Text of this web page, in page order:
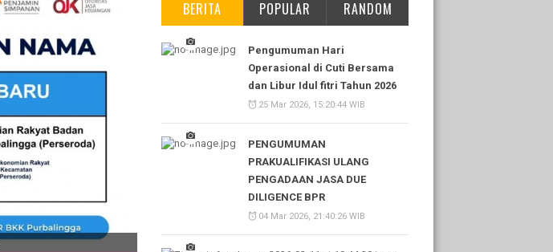
BERITA POPULAR RANDOM
Pengumuman Hari
Operasional di Cuti Bersama
dan Libur Idul fitri Tahun 2026
25 Mar 2026, 15:20:44 WIB
PENGUMUMAN
PRAKUALIFIKASI ULANG
PENGADAAN JASA DUE
DILIGENCE BPR
04 Mar 2026, 21:40:26 WIB